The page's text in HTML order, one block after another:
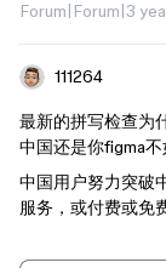
Forum|Forum|3
111264
最新的拼写检查为
中国还是你figma
中国用户努力突破
服务，或付费或免